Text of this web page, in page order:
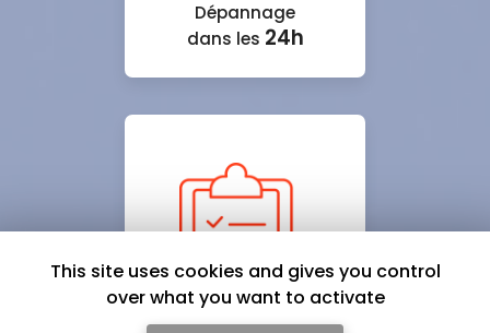
Dépannage
dans les 24h
This site uses cookies and gives you control
over what you want to activate